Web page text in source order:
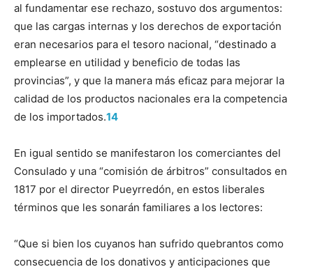
al fundamentar ese rechazo, sostuvo dos argumentos:
que las cargas internas y los derechos de exportación
eran necesarios para el tesoro nacional, “destinado a
emplearse en utilidad y beneficio de todas las
provincias”, y que la manera más eficaz para mejorar la
calidad de los productos nacionales era la competencia
de los importados.14
En igual sentido se manifestaron los comerciantes del
Consulado y una “comisión de árbitros” consultados en
1817 por el director Pueyrredón, en estos liberales
términos que les sonarán familiares a los lectores:
“Que si bien los cuyanos han sufrido quebrantos como
consecuencia de los donativos y anticipaciones que